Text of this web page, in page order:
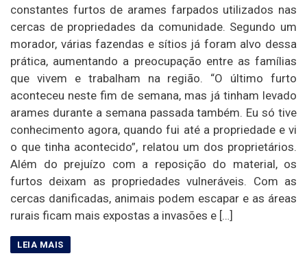
constantes furtos de arames farpados utilizados nas
cercas de propriedades da comunidade. Segundo um
morador, várias fazendas e sítios já foram alvo dessa
prática, aumentando a preocupação entre as famílias
que vivem e trabalham na região. “O último furto
aconteceu neste fim de semana, mas já tinham levado
arames durante a semana passada também. Eu só tive
conhecimento agora, quando fui até a propriedade e vi
o que tinha acontecido”, relatou um dos proprietários.
Além do prejuízo com a reposição do material, os
furtos deixam as propriedades vulneráveis. Com as
cercas danificadas, animais podem escapar e as áreas
rurais ficam mais expostas a invasões e […]